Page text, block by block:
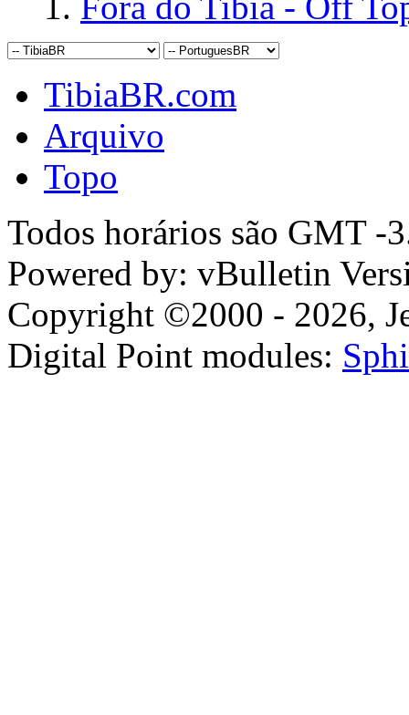
TibiaBR.com
Arquivo
Topo
Todos horários são GMT -
Powered by: vBulletin
Copyright ©2000 - 2026,
Digital Point modules: